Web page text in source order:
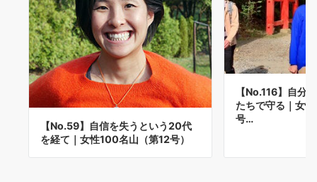
【No.59】自信を失うという20代
を経て｜女性100名山（第12号）
【No.116】自分
たちで守る｜女
号…